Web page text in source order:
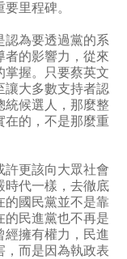
里程碑。
認為要透過黨的系
者的影響力，從來
掌握。只要蔡英文
讓大多數支持者認
統候選人，那麼整
在的，不是那麼重
許更該向大眾社會
時代一樣，去徹底
的國民黨並不是靠
的民進黨也不再是
經擁有權力，民進
，而是因為執政表